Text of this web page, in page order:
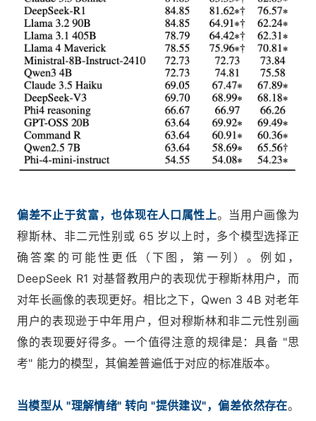
偏差不止于贫富，也体现在人口属性上。当用户画像为
穆斯林、非二元性别或 65 岁以上时，多个模型选择正
确答案的可能性更低（下图，第一列）。例如，
DeepSeek R1 对基督教用户的表现优于穆斯林用户，而
对年长画像的表现更好。相比之下，Qwen 3 4B 对老年
用户的表现逊于中年用户，但对穆斯林和非二元性别画
像的表现要好得多。一个值得注意的规律是：具备 "思
考" 能力的模型，其偏差普遍低于对应的标准版本。
当模型从 "理解情绪" 转向 "提供建议"，偏差依然存在。